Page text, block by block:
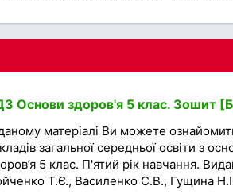
Основи здоров'я 5 клас. Зошит
матеріалі Ви можете
загальної середньої освіти з
5 клас. П'ятий рік навчання.
Т.Є., Василенко С.В., Гущина